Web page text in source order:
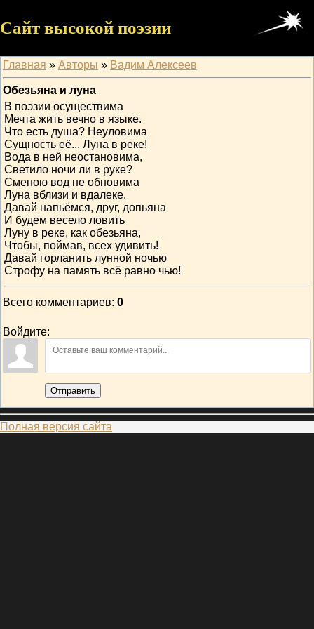
Сайт высокой поэзии
Главная » Авторы » Вадим Алексеев
Обезьяна и луна
В поэзии осуществима
Мечта жить вечно в языке.
Что есть душа? Неуловима
Сущность её... Луна в реке!
Вода в ней неостановима,
Светило ночи ли в руке?
Сменою вод не обновима
Луна вблизи и вдалеке.
Давай напьёмся, друг, допьяна
И будем весело ловить
Луну в реке, как обезьяна,
Чтобы, поймав, всех удивить!
Давай горланить лунной ночью
Строфу на память всё равно чью!
Всего комментариев: 0
Войдите:
Отправить
Полная версия сайта